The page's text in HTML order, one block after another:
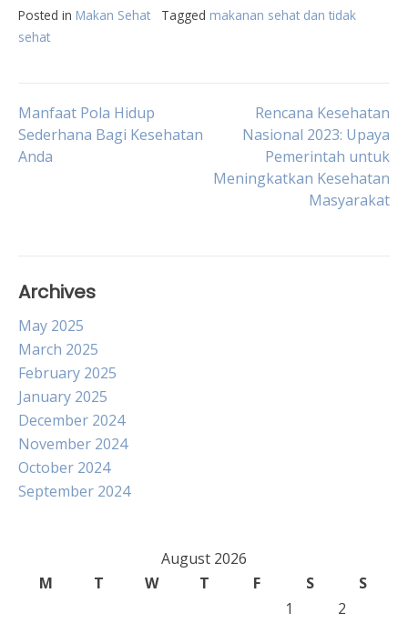
Posted in Makan Sehat Tagged makanan sehat dan tidak
sehat
Post
navigation
Manfaat Pola Hidup
Sederhana Bagi Kesehatan
Anda
Rencana Kesehatan
Nasional 2023: Upaya
Pemerintah untuk
Meningkatkan Kesehatan
Masyarakat
Archives
May 2025
March 2025
February 2025
January 2025
December 2024
November 2024
October 2024
September 2024
August 2026
M
T W T F S
S
1
2